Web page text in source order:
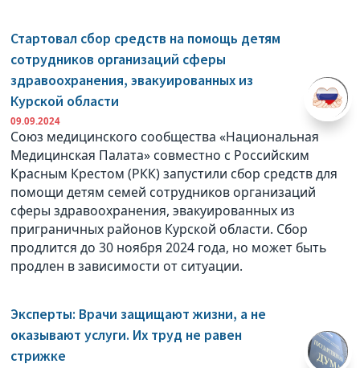
Стартовал сбор средств на помощь детям
сотрудников организаций сферы
здравоохранения, эвакуированных из
Курской области
09.09.2024
Союз медицинского сообщества «Национальная
Медицинская Палата» совместно с Российским
Красным Крестом (РКК) запустили сбор средств для
помощи детям семей сотрудников организаций
сферы здравоохранения, эвакуированных из
приграничных районов Курской области. Сбор
продлится до 30 ноября 2024 года, но может быть
продлен в зависимости от ситуации.
Эксперты: Врачи защищают жизни, а не
оказывают услуги. Их труд не равен
стрижке